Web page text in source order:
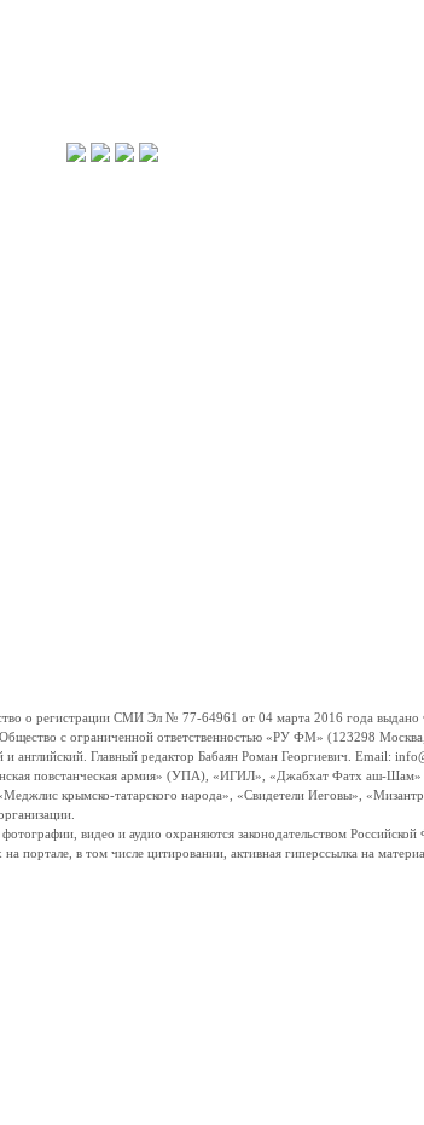
о регистрации СМИ Эл № 77-64961 от 04 марта 2016 года выдано
с ограниченной ответственностью «РУ ФМ» (123298
английский. Главный редактор Бабаян Роман Георгиевич. Email:
повстанческая армия» (УПА), «ИГИЛ», «Джабхат Фатх аш-
крымско-татарского народа», «Свидетели Иеговы»,
видео и аудио охраняются законодательством
в том числе цитировании, активная гиперссылка на